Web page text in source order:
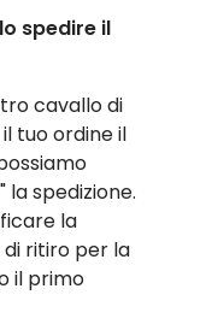
spedire il
cavallo di
tuo ordine il
spedizione.
la
ritiro per la
il primo